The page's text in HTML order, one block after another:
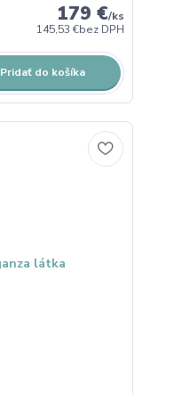
179 €/ks
145,53 €bez DPH
Pridať do košíka